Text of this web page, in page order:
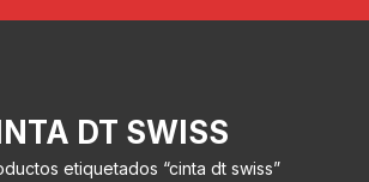
DT SWISS
etiquetados “cinta dt swiss”